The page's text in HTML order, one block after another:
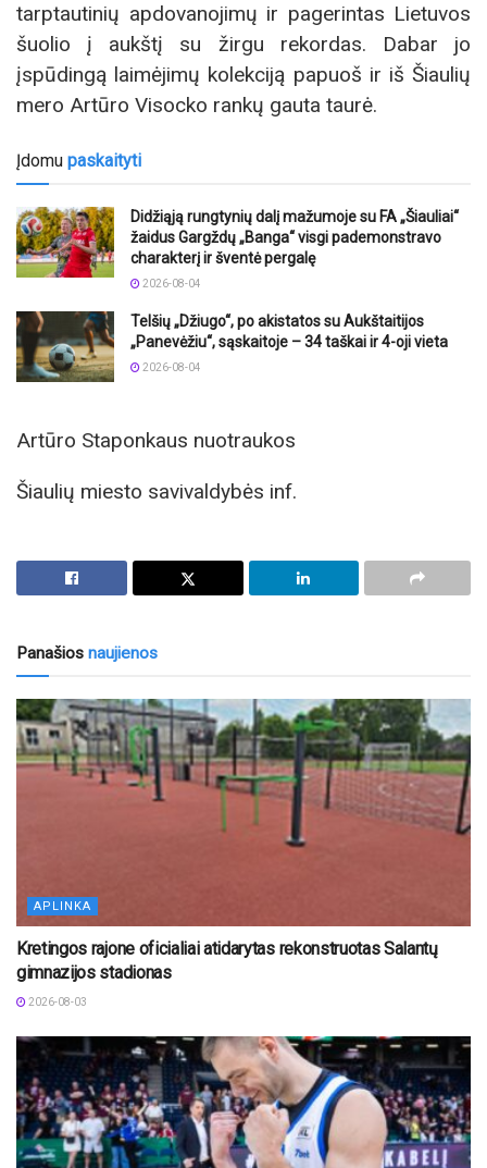
tarptautinių apdovanojimų ir pagerintas Lietuvos
šuolio į aukštį su žirgu rekordas. Dabar jo
įspūdingą laimėjimų kolekciją papuoš ir iš Šiaulių
mero Artūro Visocko rankų gauta taurė.
Įdomu paskaityti
Didžiąją rungtynių dalį mažumoje su FA „Šiauliai“
žaidus Gargždų „Banga“ visgi pademonstravo
charakterį ir šventė pergalę
2026-08-04
Telšių „Džiugo“, po akistatos su Aukštaitijos
„Panevėžiu“, sąskaitoje – 34 taškai ir 4-oji vieta
2026-08-04
Artūro Staponkaus nuotraukos
Šiaulių miesto savivaldybės inf.
Panašios naujienos
APLINKA
Kretingos rajone oficialiai atidarytas rekonstruotas Salantų
gimnazijos stadionas
2026-08-03